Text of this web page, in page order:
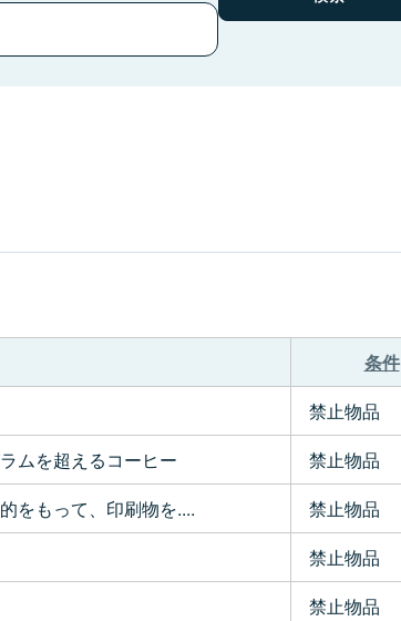
条件
禁止物品
ムを超えるコーヒー 禁止物品
をもって、印刷物を.... 禁止物品
禁止物品
禁止物品